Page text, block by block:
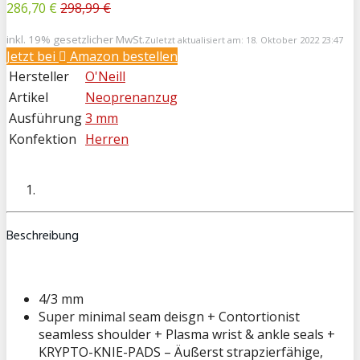
286,70 € 298,99 €
inkl. 19% gesetzlicher MwSt.Zuletzt aktualisiert am: 18. Oktober 2022 23:47
Jetzt bei
Amazon bestellen
Hersteller
O'Neill
Artikel
Neoprenanzug
Ausführung3 mm
Konfektion Herren
Beschreibung
4/3 mm
Super minimal seam deisgn + Contortionist
seamless shoulder + Plasma wrist & ankle seals +
KRYPTO-KNIE-PADS – Äußerst strapzierfähige,